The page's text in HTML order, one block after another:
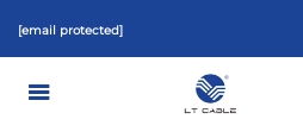
[email protected]